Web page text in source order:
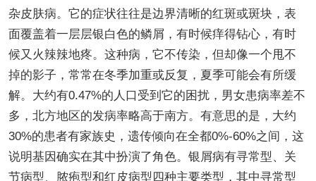
杂皮肤病。它的症状往往是边界清晰的红斑或斑块，表
面覆盖着一层层银白色的鳞屑，有时候痒得钻心，有时
候又火辣辣地疼。这种病，它不传染，但却像一个甩不
掉的影子，常常在冬季加重或反复，夏季可能会有所缓
解。大约有0.47%的人口受到它的困扰，男女患病率差不
多，北方地区的发病率略高于南方。有意思的是，大约
30%的患者有家族史，遗传倾向在全都0%-60%之间，这
说明基因确实在其中扮演了角色。银屑病有寻常型、关
节病型、脓疱型和红皮病型四种主要类型，其中寻常型